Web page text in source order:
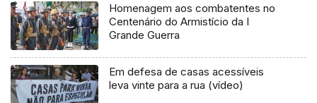
Homenagem aos combatentes no
Centenário do Armistício da I
Grande Guerra
Em defesa de casas acessíveis
leva vinte para a rua (vídeo)